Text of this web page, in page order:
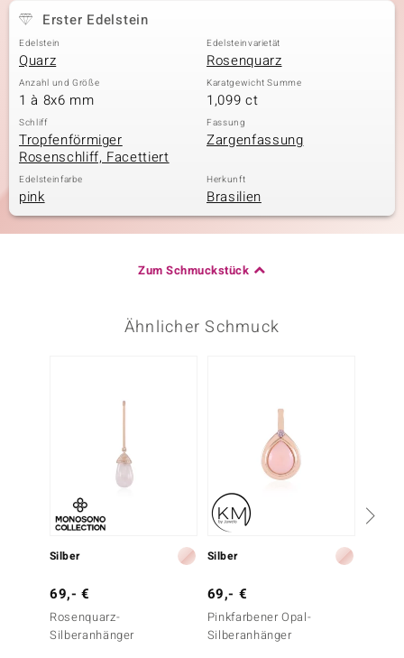
Erster Edelstein
Edelstein
Quarz
Edelsteinvarietät
Rosenquarz
Anzahl und Größe
1 à 8x6 mm
Karatgewicht Summe
1,099 ct
Schliff
Tropfenförmiger
Rosenschliff, Facettiert
Fassung
Zargenfassung
Edelsteinfarbe
pink
Herkunft
Brasilien
Zum Schmuckstück
Ähnlicher Schmuck
Silber
69,- €
Rosenquarz-
Silberanhänger
Silber
69,- €
Pinkfarbener Opal-
Silberanhänger